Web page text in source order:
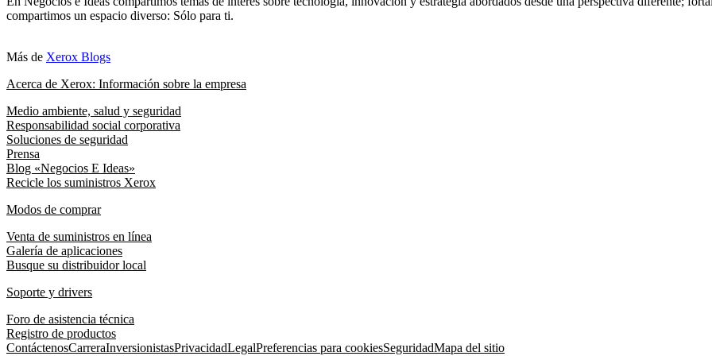
compartimos un espacio diverso: Sólo para ti.
Más de Xerox Blogs
Acerca de Xerox: Información sobre la empresa
Medio ambiente, salud y seguridad
Responsabilidad social corporativa
Soluciones de seguridad
Prensa
Blog «Negocios E Ideas»
Recicle los suministros Xerox
Modos de comprar
Venta de suministros en línea
Galería de aplicaciones
Busque su distribuidor local
Soporte y drivers
Foro de asistencia técnica
Registro de productos
ContáctenosCarreraInversionistasPrivacidadLegalPreferencias para cookiesSeguridadMapa del sitio